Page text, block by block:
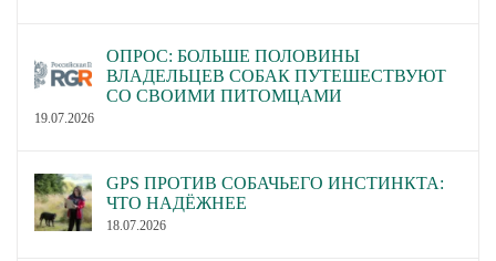
Об утверждении
Положения о титулах по
результатам состязаний
спаниелей по дичи (полю),
настоящее Положение
вступает в силу с
пункты ранее принятых
ОПРОС: БОЛЬШЕ ПОЛОВИНЫ
ВЛАДЕЛЬЦЕВ СОБАК ПУТЕШЕСТВУЮТ
СО СВОИМИ ПИТОМЦАМИ
19.07.2026
GPS ПРОТИВ СОБАЧЬЕГО ИНСТИНКТА:
ЧТО НАДЁЖНЕЕ
18.07.2026